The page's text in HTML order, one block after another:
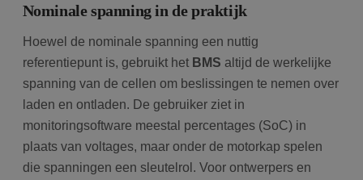
Nominale spanning in de praktijk
Hoewel de nominale spanning een nuttig
referentiepunt is, gebruikt het BMS altijd de werkelijke
spanning van de cellen om beslissingen te nemen over
laden en ontladen. De gebruiker ziet in
monitoringsoftware meestal percentages (SoC) in
plaats van voltages, maar onder de motorkap spelen
die spanningen een sleutelrol. Voor ontwerpers en